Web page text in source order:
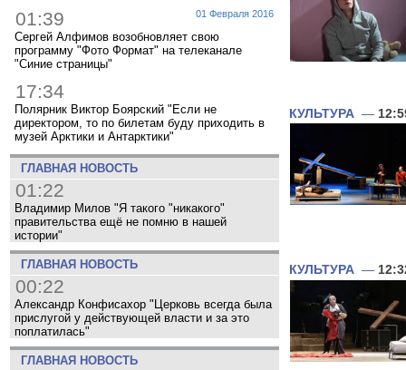
01 Февраля 2016
01:39
Сергей Алфимов возобновляет свою
программу "Фото Формат" на телеканале
"Синие страницы"
17:34
Полярник Виктор Боярский "Если не
директором, то по билетам буду приходить в
музей Арктики и Антарктики"
ГЛАВНАЯ НОВОСТЬ
01:22
Владимир Милов "Я такого "никакого"
правительства ещё не помню в нашей
истории"
ГЛАВНАЯ НОВОСТЬ
00:22
Александр Конфисахор "Церковь всегда была
прислугой у действующей власти и за это
поплатилась"
ГЛАВНАЯ НОВОСТЬ
КУЛЬТУРА —
КУЛЬТУРА —